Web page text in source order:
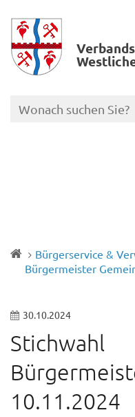
Bürgerservice &
Bürgermeister
30.10.2024
Stichwahl
10.11.2024